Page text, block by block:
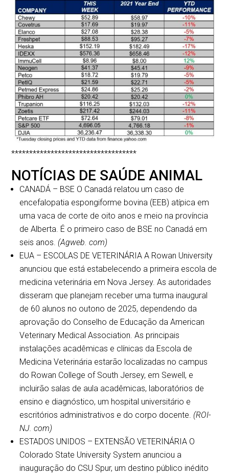
***********************************
NOTÍCIAS DE SAÚDE ANIMAL
CANADÁ – BSE O Canadá relatou um caso de
encefalopatia espongiforme bovina (EEB) atípica em
uma vaca de corte de oito anos e meio na província
de Alberta. É o primeiro caso de BSE no Canadá em
seis anos. (Agweb. com)
EUA – ESCOLAS DE VETERINÁRIA A Rowan University
anunciou que está estabelecendo a primeira escola de
medicina veterinária em Nova Jersey. As autoridades
disseram que planejam receber uma turma inaugural
de 60 alunos no outono de 2025, dependendo da
aprovação do Conselho de Educação da American
Veterinary Medical Association. As principais
instalações acadêmicas e clínicas da Escola de
Medicina Veterinária estarão localizadas no campus
do Rowan College of South Jersey, em Sewell, e
incluirão salas de aula acadêmicas, laboratórios de
ensino e diagnóstico, um hospital universitário e
escritórios administrativos e do corpo docente. (ROI-
NJ. com)
ESTADOS UNIDOS – EXTENSÃO VETERINÁRIA O
Colorado State University System anunciou a
inauguração do CSU Spur, um destino público inédito